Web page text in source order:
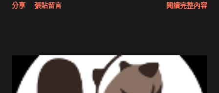
圖治推動改革 Wait and see 國內某SOC疑遭駭客入侵 大砲開講
分享 張貼留言 閱讀完整內容